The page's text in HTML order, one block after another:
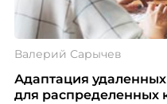
Валерий Сарычев
Адаптация
для распределенных